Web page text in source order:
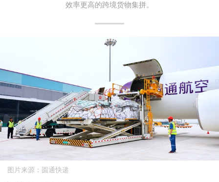
效率更高的跨境货物集拼。
图片来源：圆通快递